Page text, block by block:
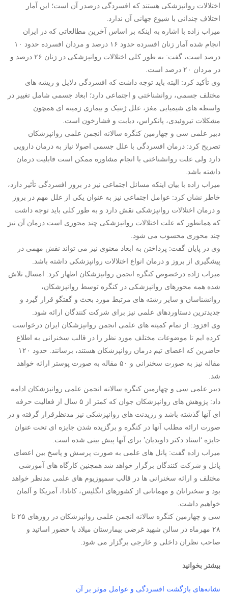
اختلالات روانپزشکی هستند که افسردگی درصدر آن است؛ این آمار
اختلاف چندانی با شیوع جهانی آن ندارد.
میراب زاده با اشاره به اینکه بر اساس آخرین مطالعاتی که در ایران
انجام شده آمار زنان افسرده حدود ۱۶ درصد و مردان افسرده حدود ۱۰
درصد است، گفت: به طور کلی اختلالات روانپزشکی در زنان ۲۶ درصد و
در مردان ۲۰ درصد است.
وی تأکید کرد: البته باید توجه داشت که افسردگی دلایل و ریشه های
مختلف جسمی، روانشناختی و اجتماعی دارد؛ ابعاد جسمی شامل تغییر در
واسطه های شیمیایی مغز، علل ژنتیک و بیماری زمینه ای همچون
مشکلات تیروئیدی، پانکراس، دیابت و فشارخون است.
دبیر علمی سی و چهارمین کنگره سالانه انجمن علمی روانپزشکان
تصریح کرد: درمان افسردگی با علل جسمی اصولا نیاز به درمان دارویی
دارد ولی علت روانشناختی با انجام مشاوره ممکن است قابلیت درمان
داشته باشد.
میراب زاده با بیان اینکه مسائل اجتماعی نیز در بروز افسردگی تأثیر دارد،
خاطر نشان کرد: عوامل اجتماعی نیز به عنوان یکی از علل مهم در بروز
و درمان اختلالات روانپزشکی نقش دارد و به طور کلی باید توجه داشت
که همانطور که علت اختلالات روانپزشکی چند محوری است درمان آن نیز
چند محوری محسوب می شود.
وی در پایان گفت: پرداختن به ابعاد معنوی نیز می تواند نقش مهمی در
پیشگیری از بروز و درمان انواع اختلالات روانپزشکی داشته باشد.
میراب زاده درخصوص کنگره انجمن روانپزشکان اظهار کرد: امسال تلاش
شده همه محورهای روانپزشکی در کنگره توسط روانپزشکان،
روانشناسان و سایر رشته های مرتبط مورد بحث و گفتگو قرار گیرد و
جدیدترین دستاوردهای علمی نیز برای شرکت کنندگان ارائه شود.
وی افزود: از تمام کمیته های علمی انجمن روانپزشکان ایران درخواست
کرده ایم تا موضوعات مختلف مورد نظر را در قالب سخنرانی به اطلاع
حاضرین که اعضای تیم درمان روانپزشکان هستند، برسانند. حدود ۱۲۰
مقاله نیز به صورت سخنرانی و ۵۰ مقاله به صورت پوستر ارائه خواهد
شد.
دبیر علمی سی و چهارمین کنگره سالانه انجمن علمی روانپزشکان ادامه
داد: پژوهش های روانپزشکان جوان که کمتر از ۵ سال از فعالیت حرفه
ای آنها گذشته باشد و رزیدنت های روانپزشکی نیز مدنظرقرار گرفته و در
صورت ارائه مطلب آنها در کنگره و برگزیده شدن جایزه ای تحت عنوان
جایزه ‘استاد دکتر داویدیان’ برای آنها پیش بینی شده است.
میراب زاده گفت: پانل های علمی به صورت پرسش و پاسخ بین اعضای
پانل و شرکت کنندگان برگزار خواهد شد همچنین کارگاه های آموزشی
مختلف و ارائه سخنرانی ها در قالب سمپوزیوم های علمی مدنظر خواهد
بود و سخنرانان و مهمانانی از کشورهای انگلیس، کانادا، آمریکا و آلمان
خواهیم داشت.
سی و چهارمین کنگره سالانه انجمن علمی روانپزشکان در روزهای ۲۵ تا
۲۸ مهرماه در سالن شهید غرضی بیمارستان میلاد با حضور اساتید و
صاحب نظران داخلی و خارجی برگزار می شود.
بیشتر بخوانید
نشانه‌های بازگشت افسردگی و عوامل موثر بر آن